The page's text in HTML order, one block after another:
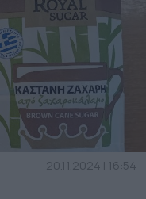
20.11.2024 | 16:54